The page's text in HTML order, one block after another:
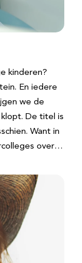
kinderen?
En iedere
we de
De titel is
Want in
over…